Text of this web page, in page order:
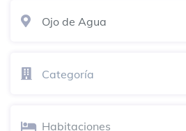
Tienda de descuentos
Tostao
Cafetería
Sancho Paisa Especial
Ojo de Agua
Categoría